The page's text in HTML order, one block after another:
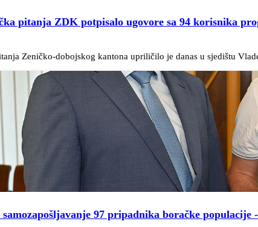
pitanja ZDK potpisalo ugovore sa 94 korisnika
Zeničko-dobojskog kantona upriličilo je danas u sjedištu
97 pripadnika boračke populacije